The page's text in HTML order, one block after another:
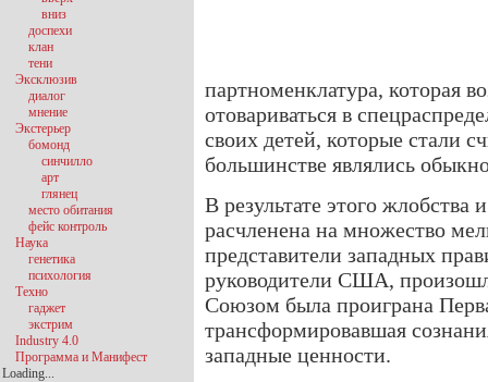
партноменклатура, которая
отовариваться в
своих детей, которые стали
большинстве являлись
В результате этого жлобства
расчленена на множество
представители западных
руководители США,
Союзом была проиграна
трансформировавшая
западные ценности.
вниз
доспехи
клан
тени
Эксклюзив
диалог
мнение
Экстерьер
бомонд
синчилло
арт
глянец
место обитания
фейс контроль
Наука
генетика
психология
Техно
гаджет
экстрим
Industry 4.0
Программа и Манифест
Loading...